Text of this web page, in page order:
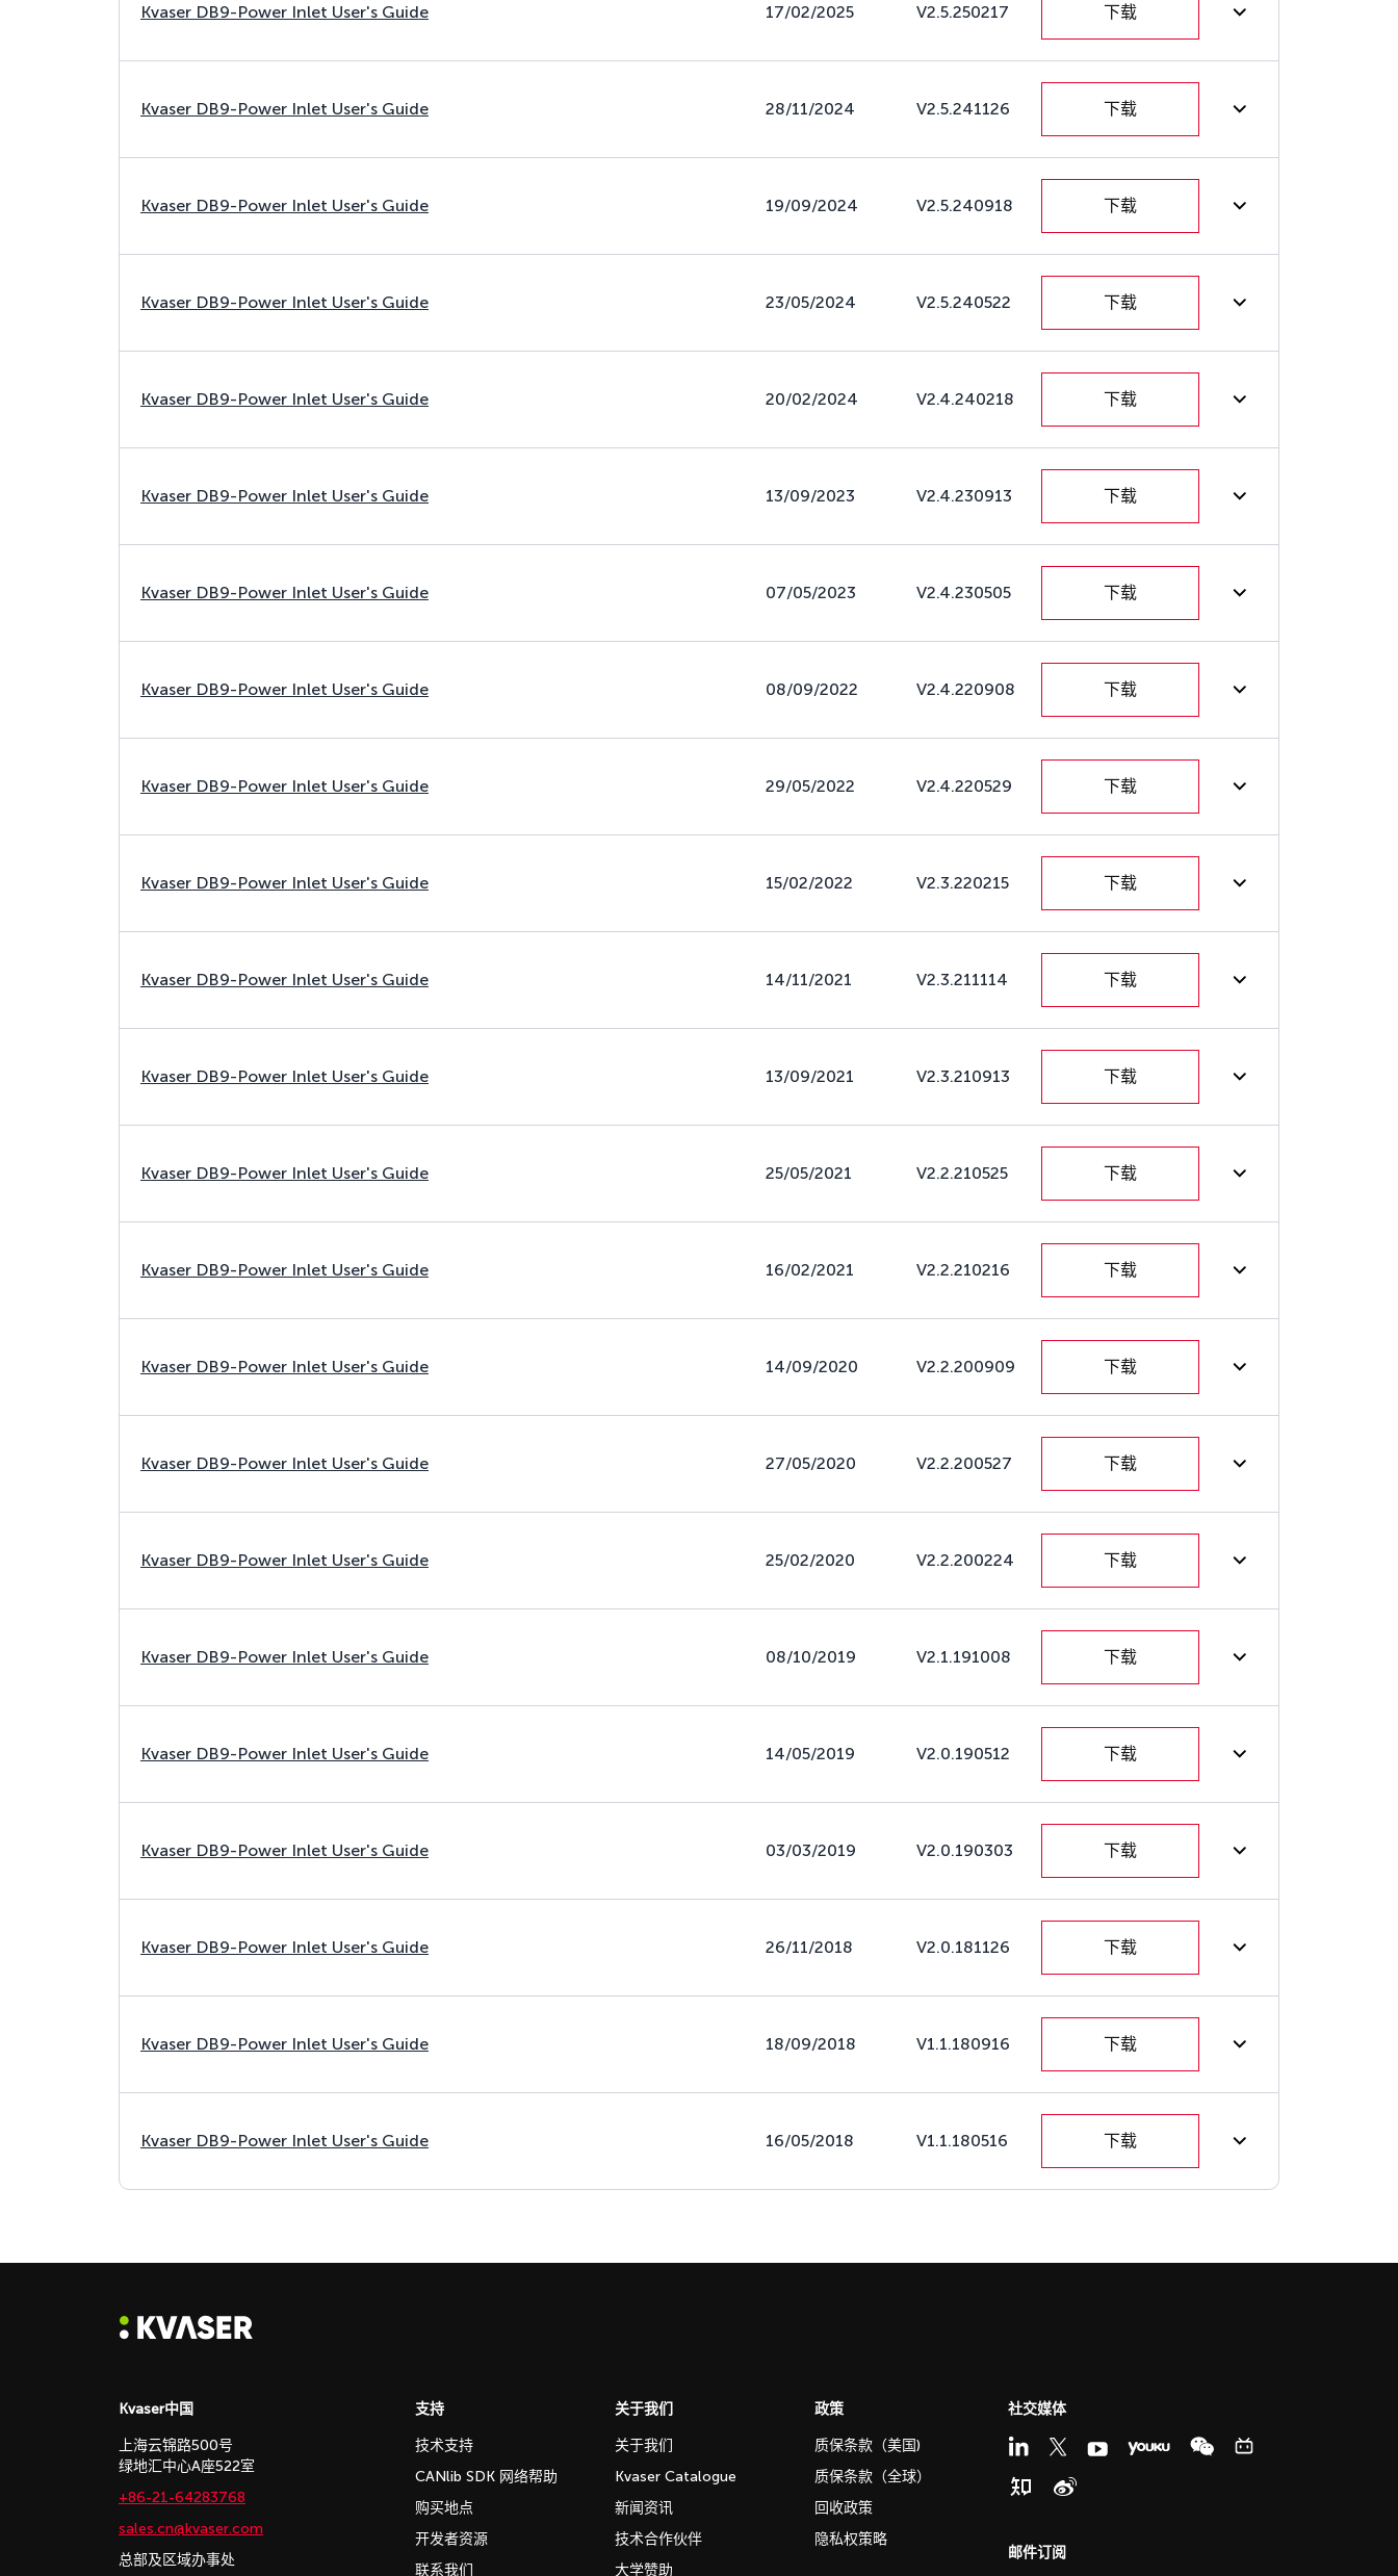
Kvaser DB9-Power Inlet User's Guide 17/02/2025 V2.5.250217 下载
Kvaser DB9-Power Inlet User's Guide 28/11/2024 V2.5.241126 下载
Kvaser DB9-Power Inlet User's Guide 19/09/2024 V2.5.240918 下载
Kvaser DB9-Power Inlet User's Guide 23/05/2024 V2.5.240522 下载
Kvaser DB9-Power Inlet User's Guide 20/02/2024 V2.4.240218 下载
Kvaser DB9-Power Inlet User's Guide 13/09/2023 V2.4.230913 下载
Kvaser DB9-Power Inlet User's Guide 07/05/2023 V2.4.230505 下载
Kvaser DB9-Power Inlet User's Guide 08/09/2022 V2.4.220908 下载
Kvaser DB9-Power Inlet User's Guide 29/05/2022 V2.4.220529 下载
Kvaser DB9-Power Inlet User's Guide 15/02/2022 V2.3.220215 下载
Kvaser DB9-Power Inlet User's Guide 14/11/2021 V2.3.211114 下载
Kvaser DB9-Power Inlet User's Guide 13/09/2021 V2.3.210913 下载
Kvaser DB9-Power Inlet User's Guide 25/05/2021 V2.2.210525 下载
Kvaser DB9-Power Inlet User's Guide 16/02/2021 V2.2.210216 下载
Kvaser DB9-Power Inlet User's Guide 14/09/2020 V2.2.200909 下载
Kvaser DB9-Power Inlet User's Guide 27/05/2020 V2.2.200527 下载
Kvaser DB9-Power Inlet User's Guide 25/02/2020 V2.2.200224 下载
Kvaser DB9-Power Inlet User's Guide 08/10/2019 V2.1.191008 下载
Kvaser DB9-Power Inlet User's Guide 14/05/2019 V2.0.190512 下载
Kvaser DB9-Power Inlet User's Guide 03/03/2019 V2.0.190303 下载
Kvaser DB9-Power Inlet User's Guide 26/11/2018 V2.0.181126 下载
Kvaser DB9-Power Inlet User's Guide 18/09/2018 V1.1.180916 下载
Kvaser DB9-Power Inlet User's Guide 16/05/2018 V1.1.180516 下载
Kvaser中国
上海云锦路500号
绿地汇中心A座522室
+86-21-64283768
sales.cn@kvaser.com
总部及区域办事处
支持
技术支持
CANlib SDK 网络帮助
购买地点
开发者资源
联系我们
关于我们
关于我们
Kvaser Catalogue
新闻资讯
技术合作伙伴
大学赞助
政策
质保条款（美国)
质保条款（全球）
回收政策
隐私权策略
社交媒体
邮件订阅